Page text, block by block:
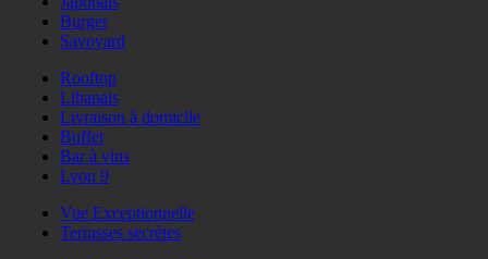
Burger
Savoyard
Rooftop
Libanais
Livraison à domicile
Buffet
Bar à vins
Lyon 9
Vue Exceptionnelle
Terrasses secrètes